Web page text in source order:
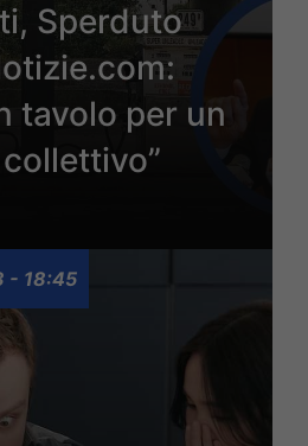
Sperduto
tavolo per un
- 18:45